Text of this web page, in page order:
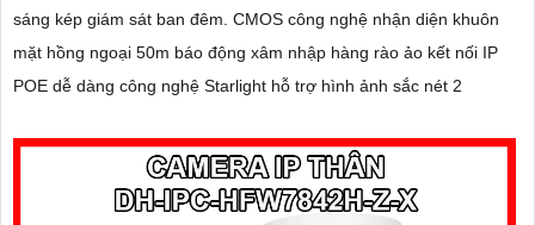
sáng kép giám sát ban đêm. CMOS công nghệ nhận diện khuôn
mặt hồng ngoại 50m báo động xâm nhập hàng rào ảo kết nối IP
POE dễ dàng công nghệ Starlight hỗ trợ hình ảnh sắc nét 2